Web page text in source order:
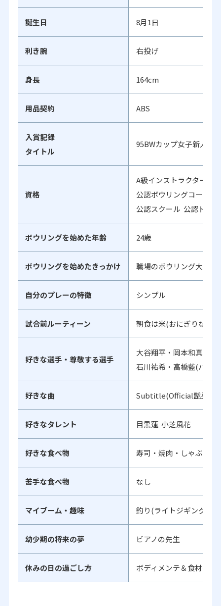
誕生日 8月1日
利き腕 右投げ
身長 164cm
用品契約 ABS
入賞記録
タイトル
95BWカップ女子新人戦
資格
A級インストラクター
公認ボウリングコーチ3
公認スクール 公認ドリ
ボウリングを始めた年齢 24歳
ボウリングを始めたきっかけ 職場のボウリング大会
自分のプレーの特徴 シンプル
試合前ルーティーン 朝食は米(おにぎりなど)
好きな選手・尊敬する選手
大谷翔平・岡本和真(野
石川祐希・高橋藍(バレ
好きな曲 Subtitle(Official髭男
好きなタレント 目黒蓮 小芝風花
好きな食べ物 寿司・焼肉・しゃぶしゃ
苦手な食べ物 なし
マイブーム・趣味 釣り(ライトジギング)
幼少期の将来の夢 ビアノの先生
休みの日の過ごし方 ボディメンテ＆食材探し